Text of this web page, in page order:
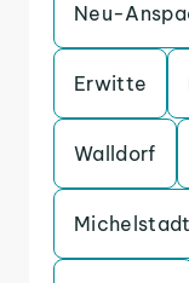
Neu-
Erwitte
Walldorf
Michelstadt